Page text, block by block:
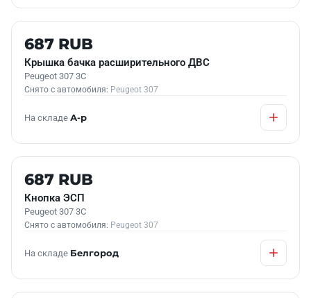
Б/У В НАЛИЧИИ
687 RUB
Крышка бачка расширительного ДВС
Peugeot 307 3C
Снято с автомобиля: Peugeot 307
На складе А-р
Б/У В НАЛИЧИИ
687 RUB
Кнопка ЭСП
Peugeot 307 3C
Снято с автомобиля: Peugeot 307
На складе Белгород